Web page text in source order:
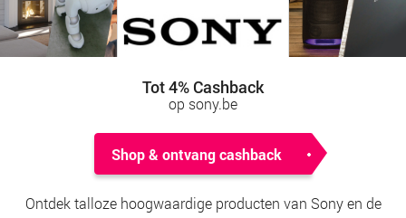
Tot 4% Cashback
op sony.be
Shop & ontvang cashback
Ontdek talloze hoogwaardige producten van Sony en de